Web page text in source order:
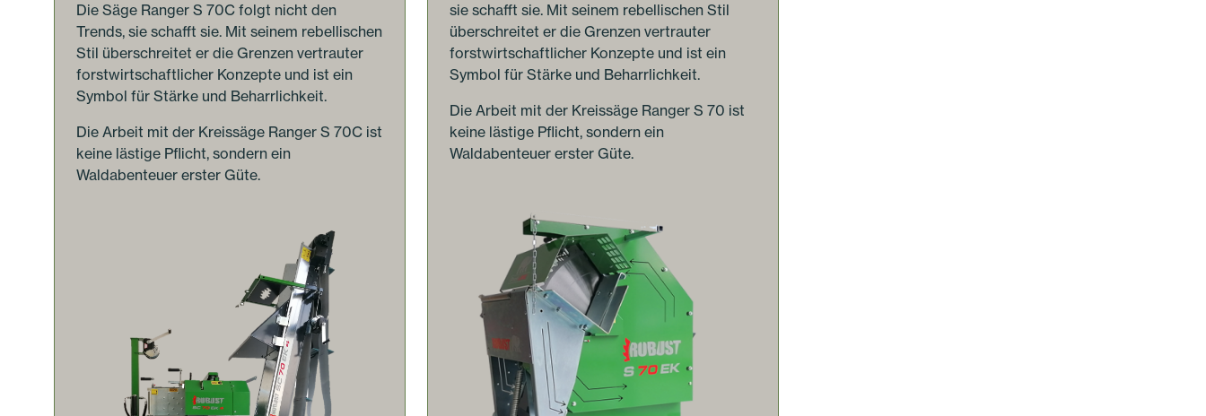
Die Säge Ranger S 70C folgt nicht den
Trends, sie schafft sie. Mit seinem rebellischen
Stil überschreitet er die Grenzen vertrauter
forstwirtschaftlicher Konzepte und ist ein
Symbol für Stärke und Beharrlichkeit.
Die Arbeit mit der Kreissäge Ranger S 70C ist
keine lästige Pflicht, sondern ein
Waldabenteuer erster Güte.
sie schafft sie. Mit seinem rebellischen Stil
überschreitet er die Grenzen vertrauter
forstwirtschaftlicher Konzepte und ist ein
Symbol für Stärke und Beharrlichkeit.
Die Arbeit mit der Kreissäge Ranger S 70 ist
keine lästige Pflicht, sondern ein
Waldabenteuer erster Güte.